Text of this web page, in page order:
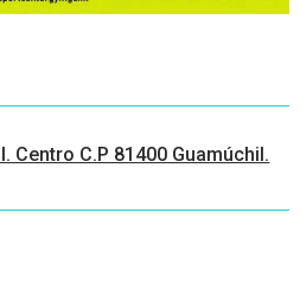
Centro C.P 81400 Guamúchil.